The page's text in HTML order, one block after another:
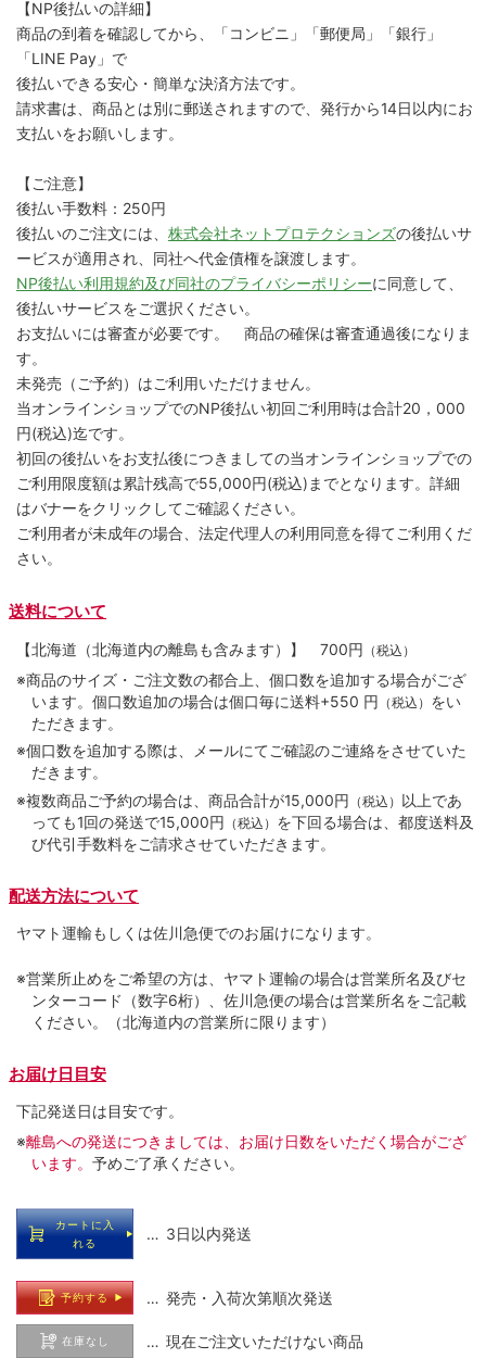
【NP後払いの詳細】
商品の到着を確認してから、「コンビニ」「郵便局」「銀行」
「LINE Pay」で
後払いできる安心・簡単な決済方法です。
請求書は、商品とは別に郵送されますので、発行から14日以内にお
支払いをお願いします。
【ご注意】
後払い手数料：250円
後払いのご注文には、 株式会社ネットプロテクションズの後払いサ
ービスが適用され、同社へ代金債権を譲渡します。
NP後払い利用規約及び同社のプライバシーポリシーに同意して、
後払いサービスをご選択ください。
お支払いには審査が必要です。 商品の確保は審査通過後になりま
す。
未発売（ご予約）はご利用いただけません。
当オンラインショップでのNP後払い初回ご利用時は合計20，000
円(税込)迄です。
初回の後払いをお支払後につきましての当オンラインショップでの
ご利用限度額は累計残高で55,000円(税込)までとなります。詳細
はバナーをクリックしてご確認ください。
ご利用者が未成年の場合、法定代理人の利用同意を得てご利用くだ
さい。
送料について
【北海道（北海道内の離島も含みます）】 700円 （税込）
※商品のサイズ・ご注文数の都合上、個口数を追加する場合がござ
います。個口数追加の場合は個口毎に送料+550 円 （税込） をい
ただきます。
※個口数を追加する際は、メールにてご確認のご連絡をさせていた
だきます。
※複数商品ご予約の場合は、商品合計が15,000円 （税込） 以上であ
っても1回の発送で15,000円 （税込） を下回る場合は、都度送料及
び代引手数料をご請求させていただきます。
配送方法について
ヤマト運輸もしくは佐川急便でのお届けになります。
※営業所止めをご希望の方は、ヤマト運輸の場合は営業所名及びセ
ンターコード（数字6桁）、佐川急便の場合は営業所名をご記載
ください。（北海道内の営業所に限ります）
お届け日目安
下記発送日は目安です。
※離島への発送につきましては、お届け日数をいただく場合がござ
います。 予めご了承ください。
カートに入
れる
… 3日以内発送
予約する … 発売・入荷次第順次発送
在庫なし … 現在ご注文いただけない商品